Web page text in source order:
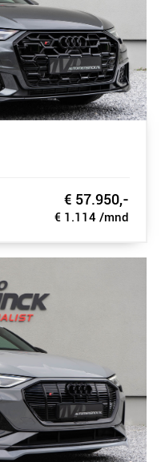
€ 57.950,-
€ 1.114 /mnd